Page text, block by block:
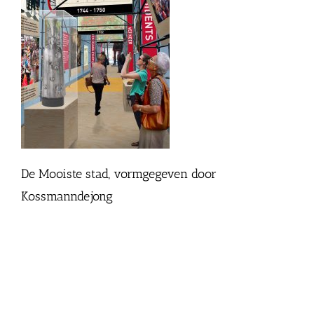
De Mooiste stad, vormgegeven door
Kossmanndejong